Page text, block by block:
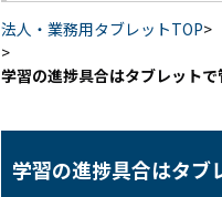
法人・業務用タブレットTOP>
>
学習の進捗具合はタブレットで
学習の進捗具合はタブ